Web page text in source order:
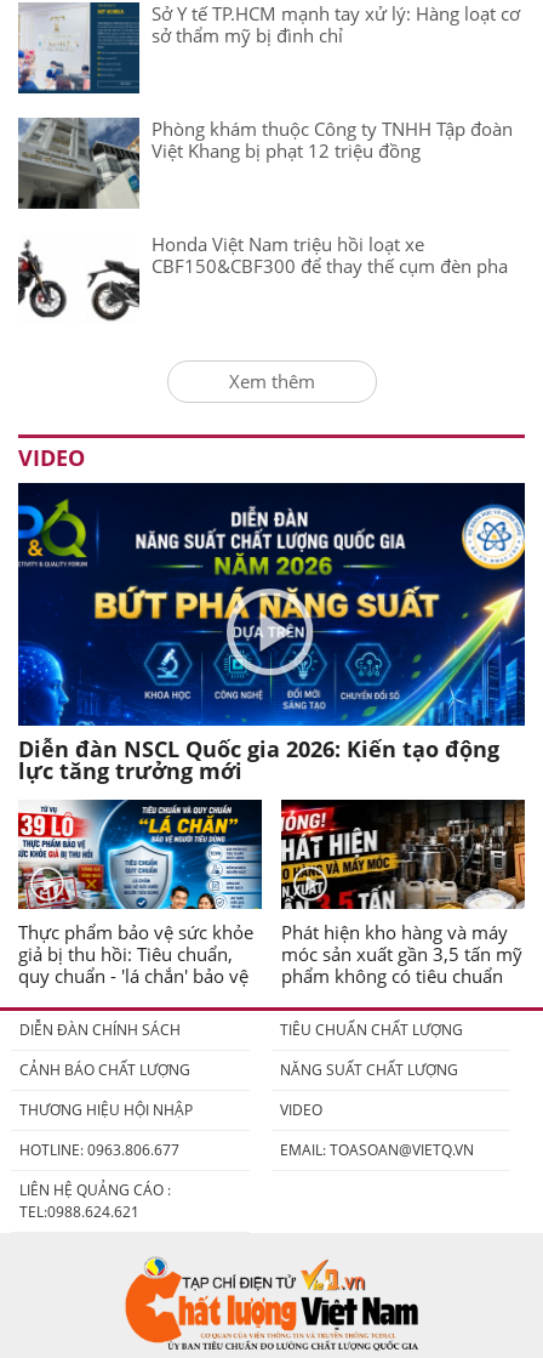
Sở Y tế TP.HCM mạnh tay xử lý: Hàng loạt cơ
sở thẩm mỹ bị đình chỉ
Phòng khám thuộc Công ty TNHH Tập đoàn
Việt Khang bị phạt 12 triệu đồng
Honda Việt Nam triệu hồi loạt xe
CBF150&CBF300 để thay thế cụm đèn pha
Xem thêm
VIDEO
Diễn đàn NSCL Quốc gia 2026: Kiến tạo động
lực tăng trưởng mới
Thực phẩm bảo vệ sức khỏe
giả bị thu hồi: Tiêu chuẩn,
quy chuẩn - 'lá chắn' bảo vệ
Phát hiện kho hàng và máy
móc sản xuất gần 3,5 tấn mỹ
phẩm không có tiêu chuẩn
DIỄN ĐÀN CHÍNH SÁCH
TIÊU CHUẨN CHẤT LƯỢNG
CẢNH BÁO CHẤT LƯỢNG
NĂNG SUẤT CHẤT LƯỢNG
THƯƠNG HIỆU HỘI NHẬP
VIDEO
HOTLINE: 0963.806.677
EMAIL:TOASOAN@VIETQ.VN
LIÊN HỆ QUẢNG CÁO :
TEL:0988.624.621